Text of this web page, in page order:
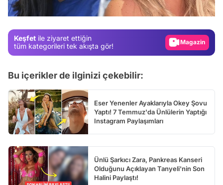
Keşfet ile ziyaret ettiğin
tüm kategorileri tek akışta gör!
Gündem
Magazin
Video
Bu içerikler de ilginizi çekebilir:
Eser Yenenler Ayaklarıyla Okey Şovu
Yaptı! 7 Temmuz'da Ünlülerin Yaptığı
Instagram Paylaşımları
Ünlü Şarkıcı Zara, Pankreas Kanseri
Olduğunu Açıklayan Tanyeli'nin Son
Halini Paylaştı!